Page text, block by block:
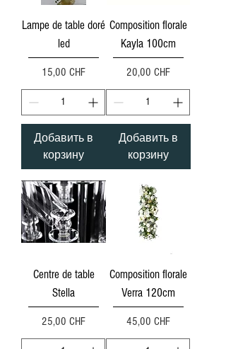
Lampe de table doré
led
Цена
15,00 CHF
Добавить в
корзину
Composition florale
Kayla 100cm
Цена
20,00 CHF
Добавить в
корзину
Centre de table
Stella
Цена
25,00 CHF
Composition florale
Verra 120cm
Цена
45,00 CHF